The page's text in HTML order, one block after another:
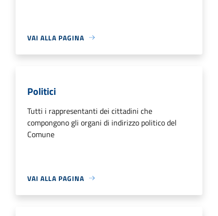
VAI ALLA PAGINA
Politici
Tutti i rappresentanti dei cittadini che
compongono gli organi di indirizzo politico del
Comune
VAI ALLA PAGINA